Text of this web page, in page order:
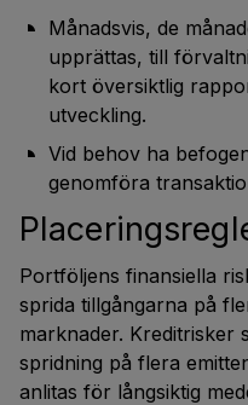
Månadsvis, de
upprättas, till
kort översiktlig
utveckling.
Vid behov ha
genomföra
Portföljens finansiella
sprida tillgångarna på
marknader. Kreditrisker
spridning på flera
anlitas för långsiktig